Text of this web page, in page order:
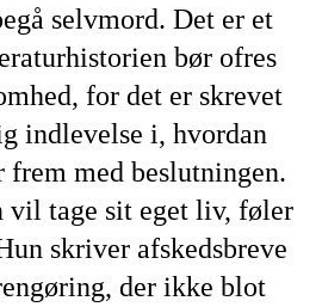
selvmord. Det er et
bør ofres
for det er skrevet
indlevelse i, hvordan
frem med beslutningen.
vil tage sit eget liv, føler
skriver afskedsbreve
der ikke blot